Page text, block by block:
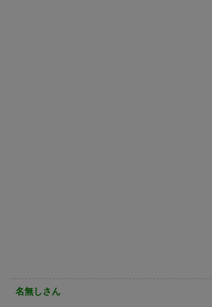
名無しさん